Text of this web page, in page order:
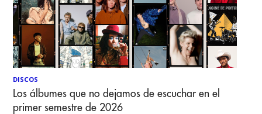
DISCOS
Los álbumes que no dejamos de escuchar en el
primer semestre de 2026